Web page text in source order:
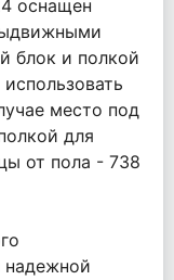
оснащен
блок и полкой
место под
для
от пола - 738